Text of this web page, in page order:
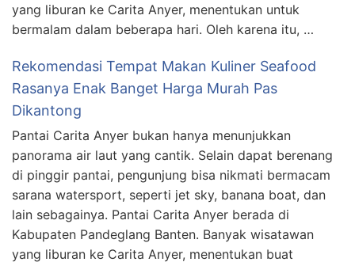
yang liburan ke Carita Anyer, menentukan untuk
bermalam dalam beberapa hari. Oleh karena itu, …
Rekomendasi Tempat Makan Kuliner Seafood
Rasanya Enak Banget Harga Murah Pas
Dikantong
Pantai Carita Anyer bukan hanya menunjukkan
panorama air laut yang cantik. Selain dapat berenang
di pinggir pantai, pengunjung bisa nikmati bermacam
sarana watersport, seperti jet sky, banana boat, dan
lain sebagainya. Pantai Carita Anyer berada di
Kabupaten Pandeglang Banten. Banyak wisatawan
yang liburan ke Carita Anyer, menentukan buat